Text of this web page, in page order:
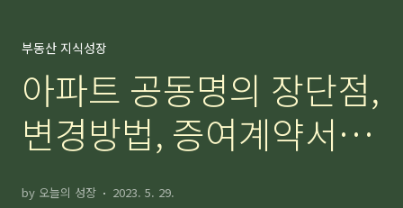
부동산 지식성장
아파트 공동명의 장단점,
변경방법, 증여계약서 총
정리
by 오늘의 성장 2023. 5. 29.